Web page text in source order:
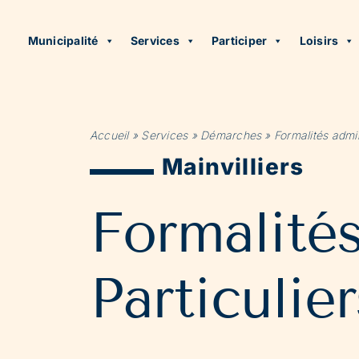
Municipalité Services Participer Loisirs
Accueil» Services» Démarches» Formalités
Mainvilliers